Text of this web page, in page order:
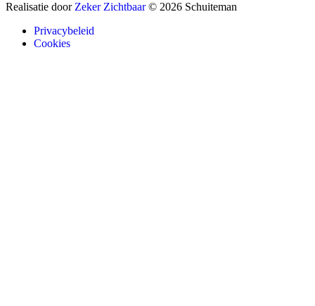
Realisatie door Zeker Zichtbaar © 2026 Schuiteman
Privacybeleid
Cookies